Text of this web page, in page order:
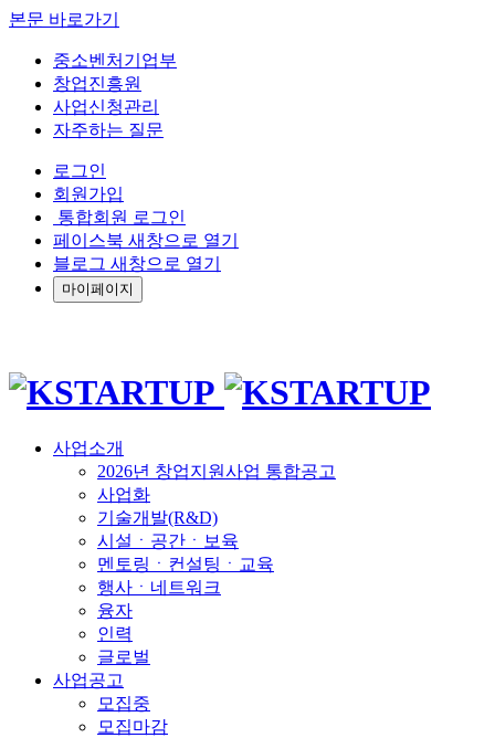
본문 바로가기
중소벤처기업부
창업진흥원
사업신청관리
자주하는 질문
로그인
회원가입
통합회원 로그인
페이스북 새창으로 열기
블로그 새창으로 열기
마이페이지
사업소개
2026년 창업지원사업 통합공고
사업화
기술개발(R&D)
시설ㆍ공간ㆍ보육
멘토링ㆍ컨설팅ㆍ교육
행사ㆍ네트워크
융자
인력
글로벌
사업공고
모집중
모집마감